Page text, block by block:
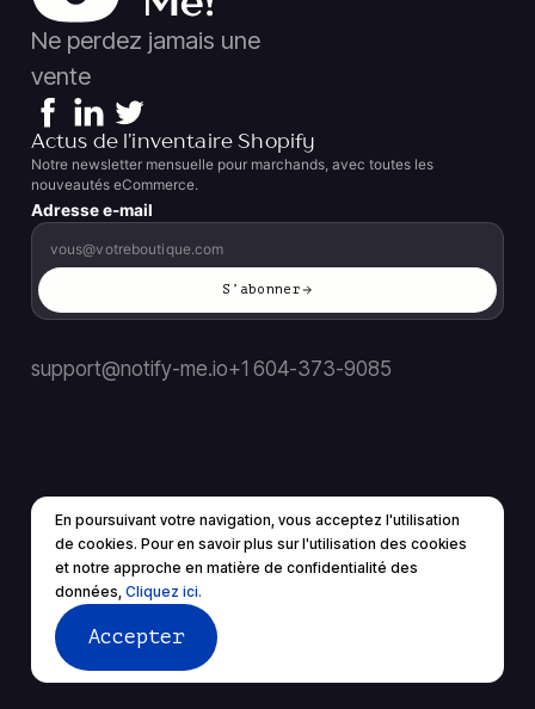
En poursuivant votre navigation, vous acceptez l'utilisation
de cookies. Pour en savoir plus sur l'utilisation des cookies
et notre approche en matière de confidentialité des
données, Cliquez ici.
Accepter
Ne perdez jamais une
vente
Actus de l’inventaire Shopify
Notre newsletter mensuelle pour marchands, avec toutes les
nouveautés eCommerce.
Adresse e-mail
S’abonner
support@notify-me.io+1 604-373-9085
FR ▼
© 2026 Tous droits réservés.
Conditions d'utilisation